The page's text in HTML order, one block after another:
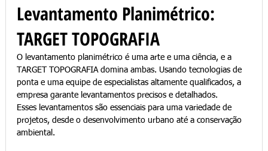
Levantamento Planimétrico:
TARGET TOPOGRAFIA
O levantamento planimétrico é uma arte e uma ciência, e a
TARGET TOPOGRAFIA domina ambas. Usando tecnologias de
ponta e uma equipe de especialistas altamente qualificados, a
empresa garante levantamentos precisos e detalhados.
Esses levantamentos são essenciais para uma variedade de
projetos, desde o desenvolvimento urbano até a conservação
ambiental.